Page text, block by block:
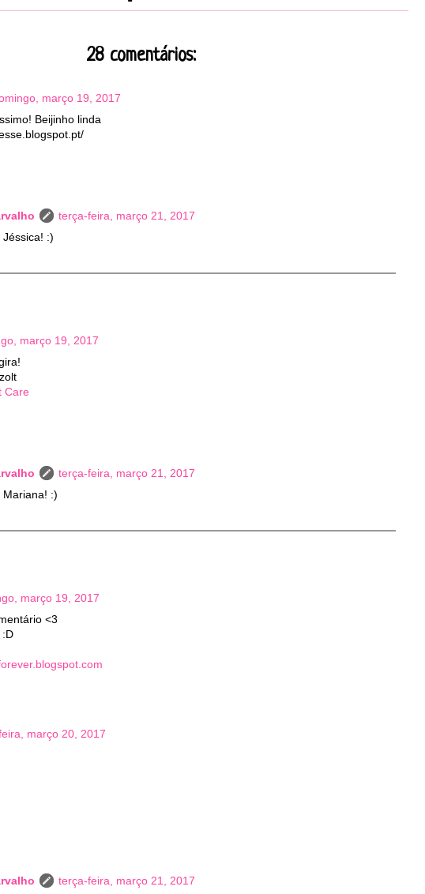
28 comentários:
março 19, 2017
Beijinho linda
terça-feira, março 21, 2017
:)
março 19, 2017
Care
terça-feira, março 21, 2017
:)
março 19, 2017
<3
:D
março 20, 2017
terça-feira, março 21, 2017